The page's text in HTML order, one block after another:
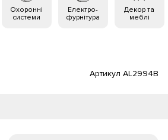
Охоронні
системи
Електро-
фурнітура
Декор та
меблі
Артикул AL2994B